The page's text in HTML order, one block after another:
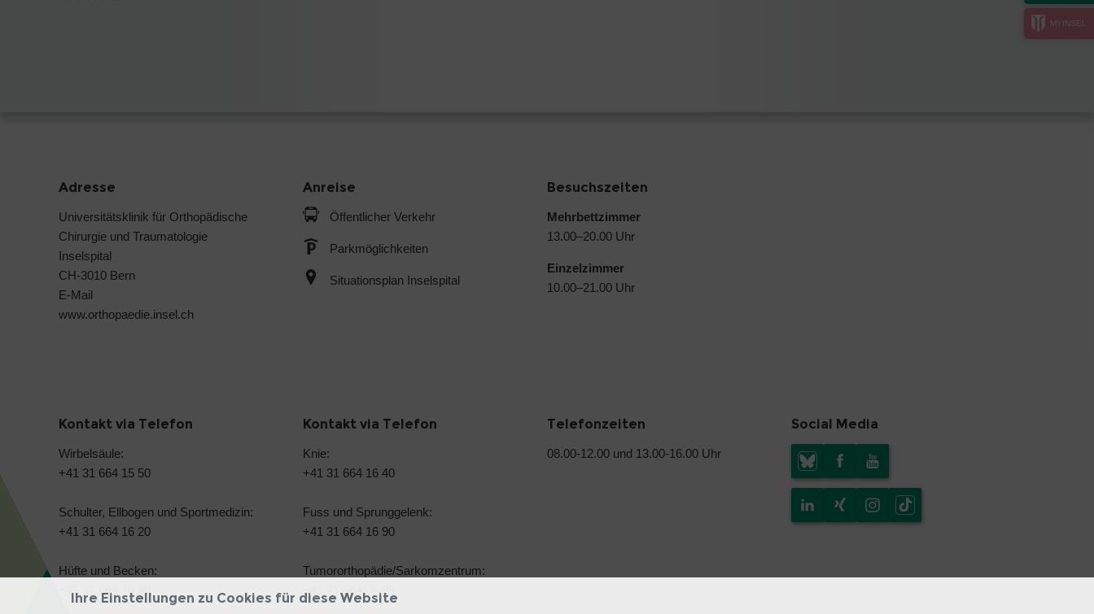
MYINSEL
Adresse
Universitätsklinik für Orthopädische
Chirurgie und Traumatologie
Inselspital
CH-3010 Bern
E-Mail
www.orthopaedie.insel.ch
Anreise
Öffentlicher Verkehr
Parkmöglichkeiten
Situationsplan Inselspital
Besuchszeiten
Mehrbettzimmer
13.00–20.00 Uhr
Einzelzimmer
10.00–21.00 Uhr
Kontakt via Telefon
Wirbelsäule:
+41 31 664 15 50
Schulter, Ellbogen und Sportmedizin:
+41 31 664 16 20
Hüfte und Becken:
+41 31 664 16 30
Kontakt via Telefon
Knie:
+41 31 664 16 40
Fuss und Sprunggelenk:
+41 31 664 16 90
Tumororthopädie/Sarkomzentrum:
+41 31 664 08 88
Telefonzeiten
08.00-12.00 und 13.00-16.00 Uhr
Social Media
Ihre Einstellungen zu Cookies für diese Website